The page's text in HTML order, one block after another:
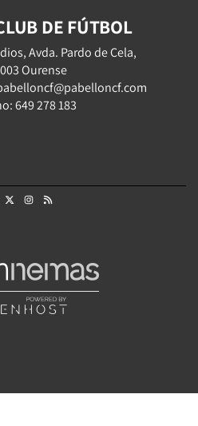
DE FÚTBOL
Avda. Pardo de Cela,
Ourense
649 278 183
Instagram